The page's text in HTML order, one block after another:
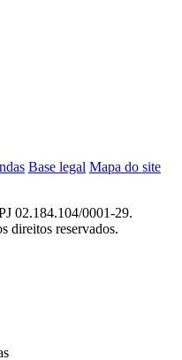
Base legal Mapa do site
02.184.104/0001-29.
direitos reservados.